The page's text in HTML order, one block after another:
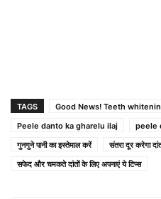
TAGS
Good News! Teeth whitening
Peele danto ka gharelu ilaj
peele
गुनगुने पानी का इस्तेमाल करें
संतरा दूर करेगा
सफेद और चमकते दांतों के लिए अपनाएं ये टिप्स